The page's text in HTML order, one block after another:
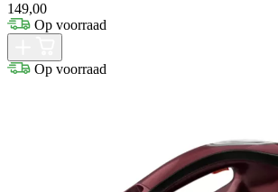
149,00
Op voorraad
Op voorraad